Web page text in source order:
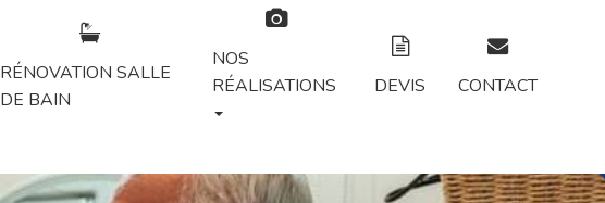
RÉNOVATION SALLE
DE BAIN
NOS
RÉALISATIONS
DEVIS CONTACT
Suivant